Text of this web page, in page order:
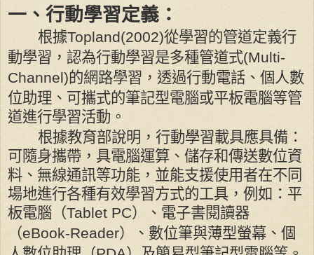
一、行動學習定義：
根據Topland(2002)從學習的管道定義行
動學習，認為行動學習是多種管道式(Multi-
Channel)的網路學習，透過行動電話、個人數
位助理、可攜式的筆記型電腦或平板電腦等管
道進行學習活動。
根據教育部說明，行動學習載具應具備：
可隨身攜帶，具電腦運算、儲存和傳送數位資
料、無線通訊等功能，並能支援使用者在不同
場地進行各種有效學習方式的工具，例如：平
板電腦（Tablet PC）、電子書閱讀器
（eBook-Reader）、數位筆與薄型螢幕、個